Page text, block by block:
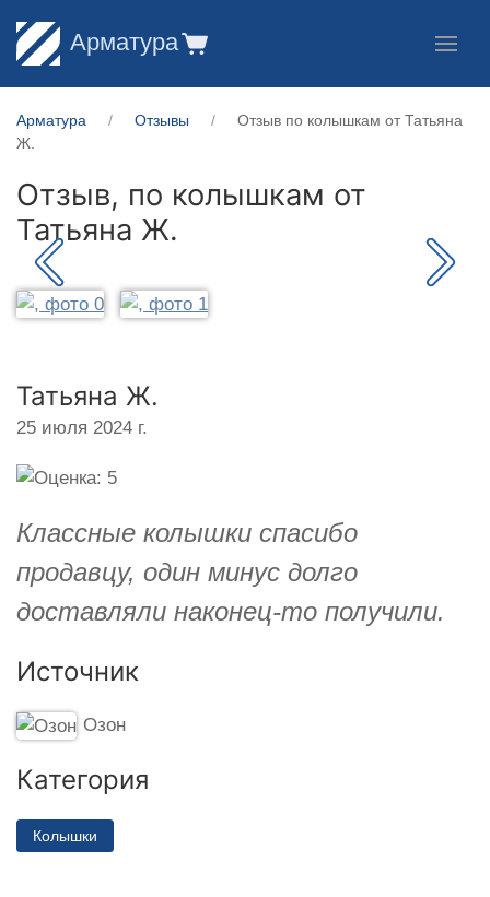
Арматура
Арматура Отзывы
Отзыв по колышкам от Татьяна
Ж.
Отзыв, по колышкам от
Татьяна Ж.
Татьяна Ж.
25 июля 2024 г.
Классные колышки спасибо
продавцу, один минус долго
доставляли наконец-то получили.
Источник
Озон
Категория
Колышки